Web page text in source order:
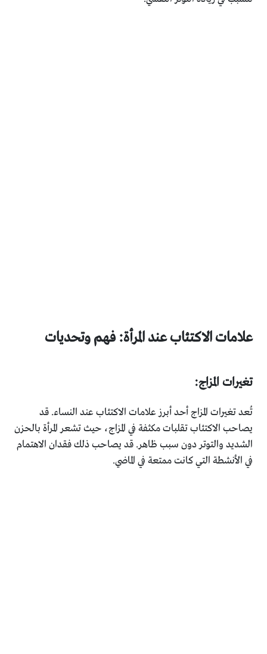
علامات الاكتئاب عند المرأة: فهم وتحديات
تغيرات المزاج:
تُعد تغيرات المزاج أحد أبرز علامات الاكتئاب عند النساء. قد
يصاحب الاكتئاب تقلبات مكثفة في المزاج، حيث تشعر المرأة بالحزن
الشديد والتوتر دون سبب ظاهر. قد يصاحب ذلك فقدان الاهتمام
في الأنشطة التي كانت ممتعة في الماضي.